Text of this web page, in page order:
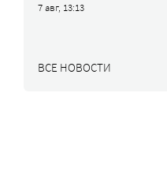
7 авг, 13:13
ВСЕ НОВОСТИ